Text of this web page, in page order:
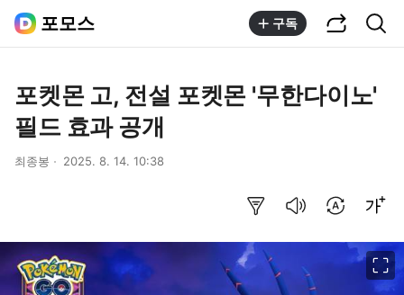
포모스 구독
포켓몬 고, 전설 포켓몬 '무한다이노'
필드 효과 공개
최종봉 2025. 8. 14. 10:38